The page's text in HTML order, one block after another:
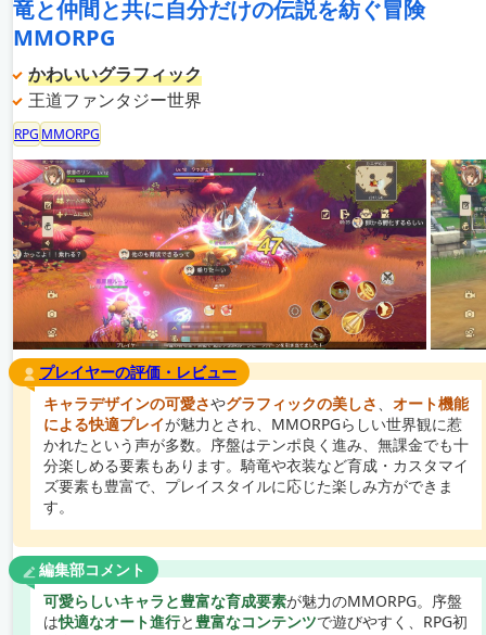
竜と仲間と共に自分だけの伝説を紡ぐ冒険
MMORPG
かわいいグラフィック
王道ファンタジー世界
RPG MMORPG
プレイヤーの評価・レビュー
キャラデザインの可愛さやグラフィックの美しさ、 オート機能
による快適プレイが魅力とされ、MMORPGらしい世界観に惹
かれたという声が多数。序盤はテンポ良く進み、無課金でも十
分楽しめる要素もあります。騎竜や衣装など育成・カスタマイ
ズ要素も豊富で、プレイスタイルに応じた楽しみ方ができま
す。
編集部コメント
可愛らしいキャラと豊富な育成要素が魅力のMMORPG。序盤
は快適なオート進行と豊富なコンテンツで遊びやすく、RPG初